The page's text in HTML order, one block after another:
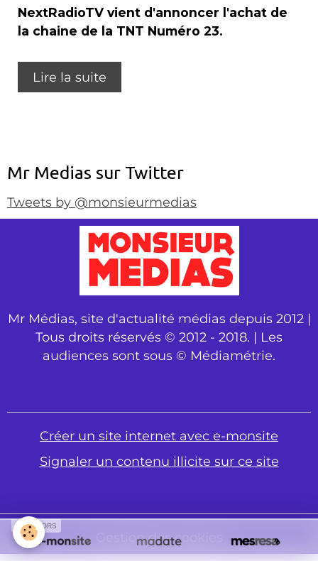
NextRadioTV vient d'annoncer l'achat de
la chaine de la TNT Numéro 23.
Lire la suite
Mr Medias sur Twitter
Tweets by @monsieurmedias
Mr Médias, site d'actualité médias depuis 2012 |
Tous droits réservés © 2012 - 2018. | Les
audiences sont sous © Médiamétrie.
Créer un site internet avec e-monsite
Signaler un contenu illicite sur ce site
Gestion des cookies
SPONSORS